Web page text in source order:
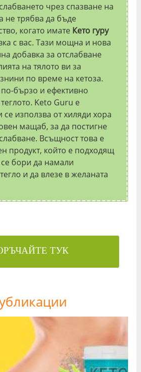
чрез спазване на
не трябва да бъде
когато имате Кето гуру
с вас. Тази мощна и нова
добавка за отслабване
на тялото ви за
по време на кетоза.
бързо и ефективно
Keto Guru е
използва от хиляди хора
мащаб, за да постигне
Всъщност това е
продукт, който е подходящ
се бори да намали
и да влезе в желаната
ТУК